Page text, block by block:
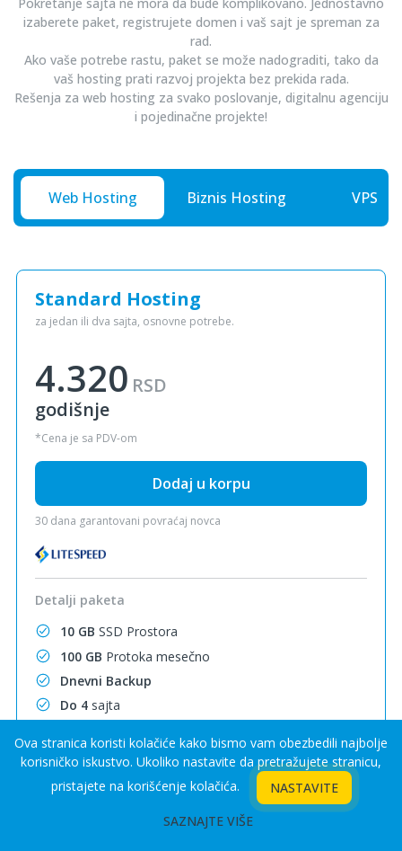
Ova stranica koristi kolačiće kako bismo vam obezbedili najbolje
korisničko iskustvo. Ukoliko nastavite da pretražujete stranicu,
pristajete na korišćenje kolačića.
NASTAVITE
SAZNAJTE VIŠE
izaberete paket, registrujete domen i vaš sajt je spreman za
rad.
Ako vaše potrebe rastu, paket se može nadograditi, tako da
vaš hosting prati razvoj projekta bez prekida rada.
Rešenja za web hosting za svako poslovanje, digitalnu agenciju
i pojedinačne projekte!
Web Hosting Biznis Hosting VPS
Standard Hosting
za jedan ili dva sajta, osnovne potrebe.
4.320RSD
godišnje
*Cena je sa PDV-om
Dodaj u korpu
30 dana garantovani povraćaj novca
Detalji paketa
10 GB SSD Prostora
100 GB Protoka mesečno
Dnevni Backup
Do 4 sajta
EmailNeograničeno
Pod domeni
Neograničeno